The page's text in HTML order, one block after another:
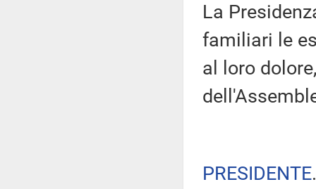
La
familiari le
al loro
PRESIDENTE